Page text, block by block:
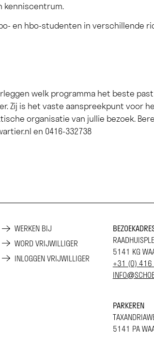
kenniscentrum.
en hbo-studenten in verschillende
welk programma het beste
Zij is het vaste aanspreekpunt voor
organisatie van jullie bezoek.
en 0416-332738
WERKEN BIJ
WORD VRIJWILLIGER
INLOGGEN VRIJWILLIGER
5141 KG
+31 (0)
PARKEREN
5141 PA